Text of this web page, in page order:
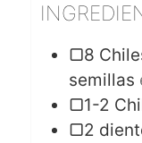
▢8
semillas
▢1-2
▢2